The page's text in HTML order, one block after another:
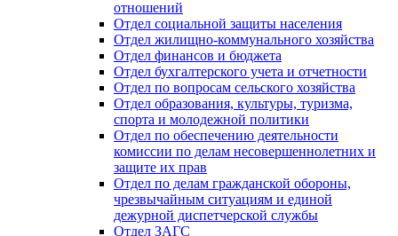
отношений
Отдел социальной защиты населения
Отдел жилищно-коммунального хозяйства
Отдел финансов и бюджета
Отдел бухгалтерского учета и отчетности
Отдел по вопросам сельского хозяйства
Отдел образования, культуры, туризма,
спорта и молодежной политики
Отдел по обеспечению деятельности
комиссии по делам несовершеннолетних и
защите их прав
Отдел по делам гражданской обороны,
чрезвычайным ситуациям и единой
дежурной диспетчерской службы
Отдел ЗАГС